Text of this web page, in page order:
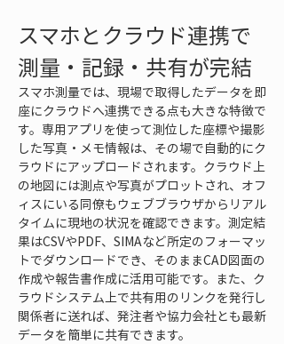
スマホとクラウド連携で
測量・記録・共有が完結
スマホ測量では、現場で取得したデータを即
座にクラウドへ連携できる点も大きな特徴で
す。専用アプリを使って測位した座標や撮影
した写真・メモ情報は、その場で自動的にク
ラウドにアップロードされます。クラウド上
の地図には測点や写真がプロットされ、オフ
ィスにいる同僚もウェブブラウザからリアル
タイムに現地の状況を確認できます。測定結
果はCSVやPDF、SIMAなど所定のフォーマッ
トでダウンロードでき、そのままCAD図面の
作成や報告書作成に活用可能です。また、ク
ラウドシステム上で共有用のリンクを発行し
関係者に送れば、発注者や協力会社とも最新
データを簡単に共有できます。